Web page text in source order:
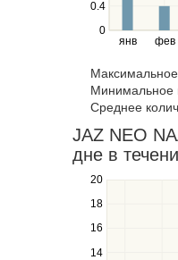
янв фев
0
0.4
and
right
navigate
through
items
in
a
series.
Минимальное
Среднее
JAZ NEO
дне в
14
16
18
20
Use
the
and
down